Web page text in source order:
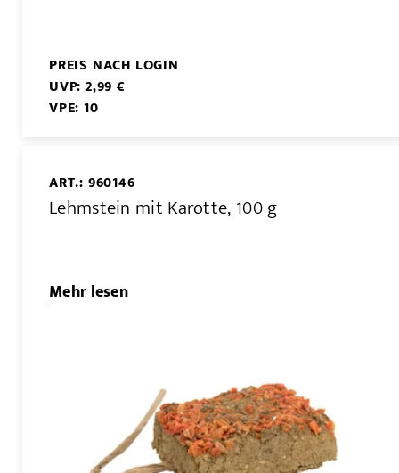
PREIS NACH LOGIN
UVP: 2,99 €
VPE: 10
ART.: 960146
Lehmstein mit Karotte, 100 g
Mehr lesen